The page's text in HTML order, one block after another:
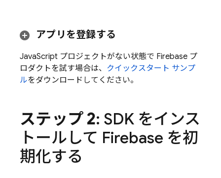
アプリを登録する
JavaScript プロジェクトがない状態で Firebase プ
ロダクトを試す場合は、 クイックスタート サンプ
ルをダウンロードしてください。
ステップ 2: SDK をインス
トールして Firebase を初
期化する